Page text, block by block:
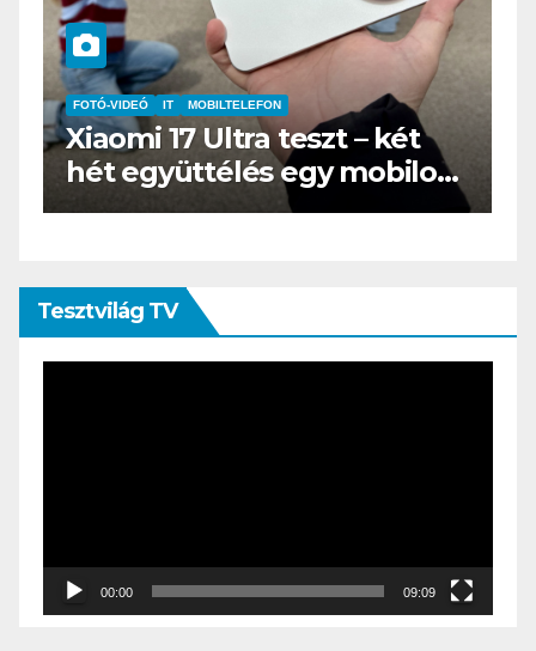
IT MŰSZAKI
BOOX Go 10.3 teszt – Amikor
az e-book olvasó felnő, és
öltönyt húz
Tesztvilág TV
00:00 09:09